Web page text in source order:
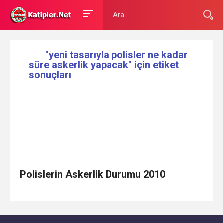
"yeni tasarıyla polisler ne kadar
süre askerlik yapacak" için etiket
sonuçları
Polislerin Askerlik Durumu 2010